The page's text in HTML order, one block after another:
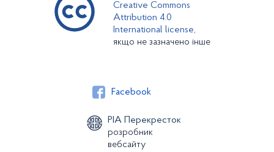
Creative Commons
Attribution 4.0
International license,
якщо не зазначено інше
Facebook
РІА Перекресток
розробник
вебсайту